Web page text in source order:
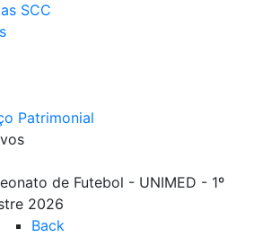
SCC
Patrimonial
de Futebol - UNIMED - 1º
2026
Back